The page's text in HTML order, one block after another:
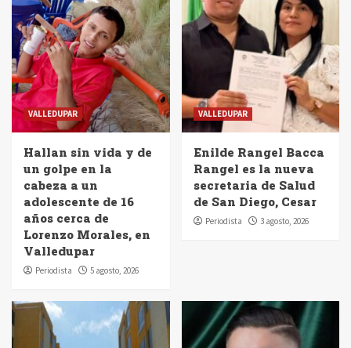
VALLEDUPAR
Hallan sin vida y de
un golpe en la
cabeza a un
adolescente de 16
años cerca de
Lorenzo Morales, en
Valledupar
Periodista 5 agosto, 2026
VALLEDUPAR
Enilde Rangel Bacca
Rangel es la nueva
secretaria de Salud
de San Diego, Cesar
Periodista 3 agosto, 2026